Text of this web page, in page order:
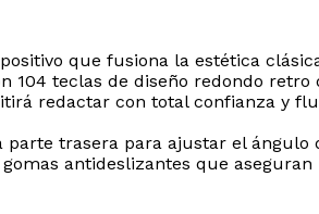
que fusiona la estética
teclas de diseño redondo
redactar con total confianza y
trasera para ajustar el
antideslizantes que